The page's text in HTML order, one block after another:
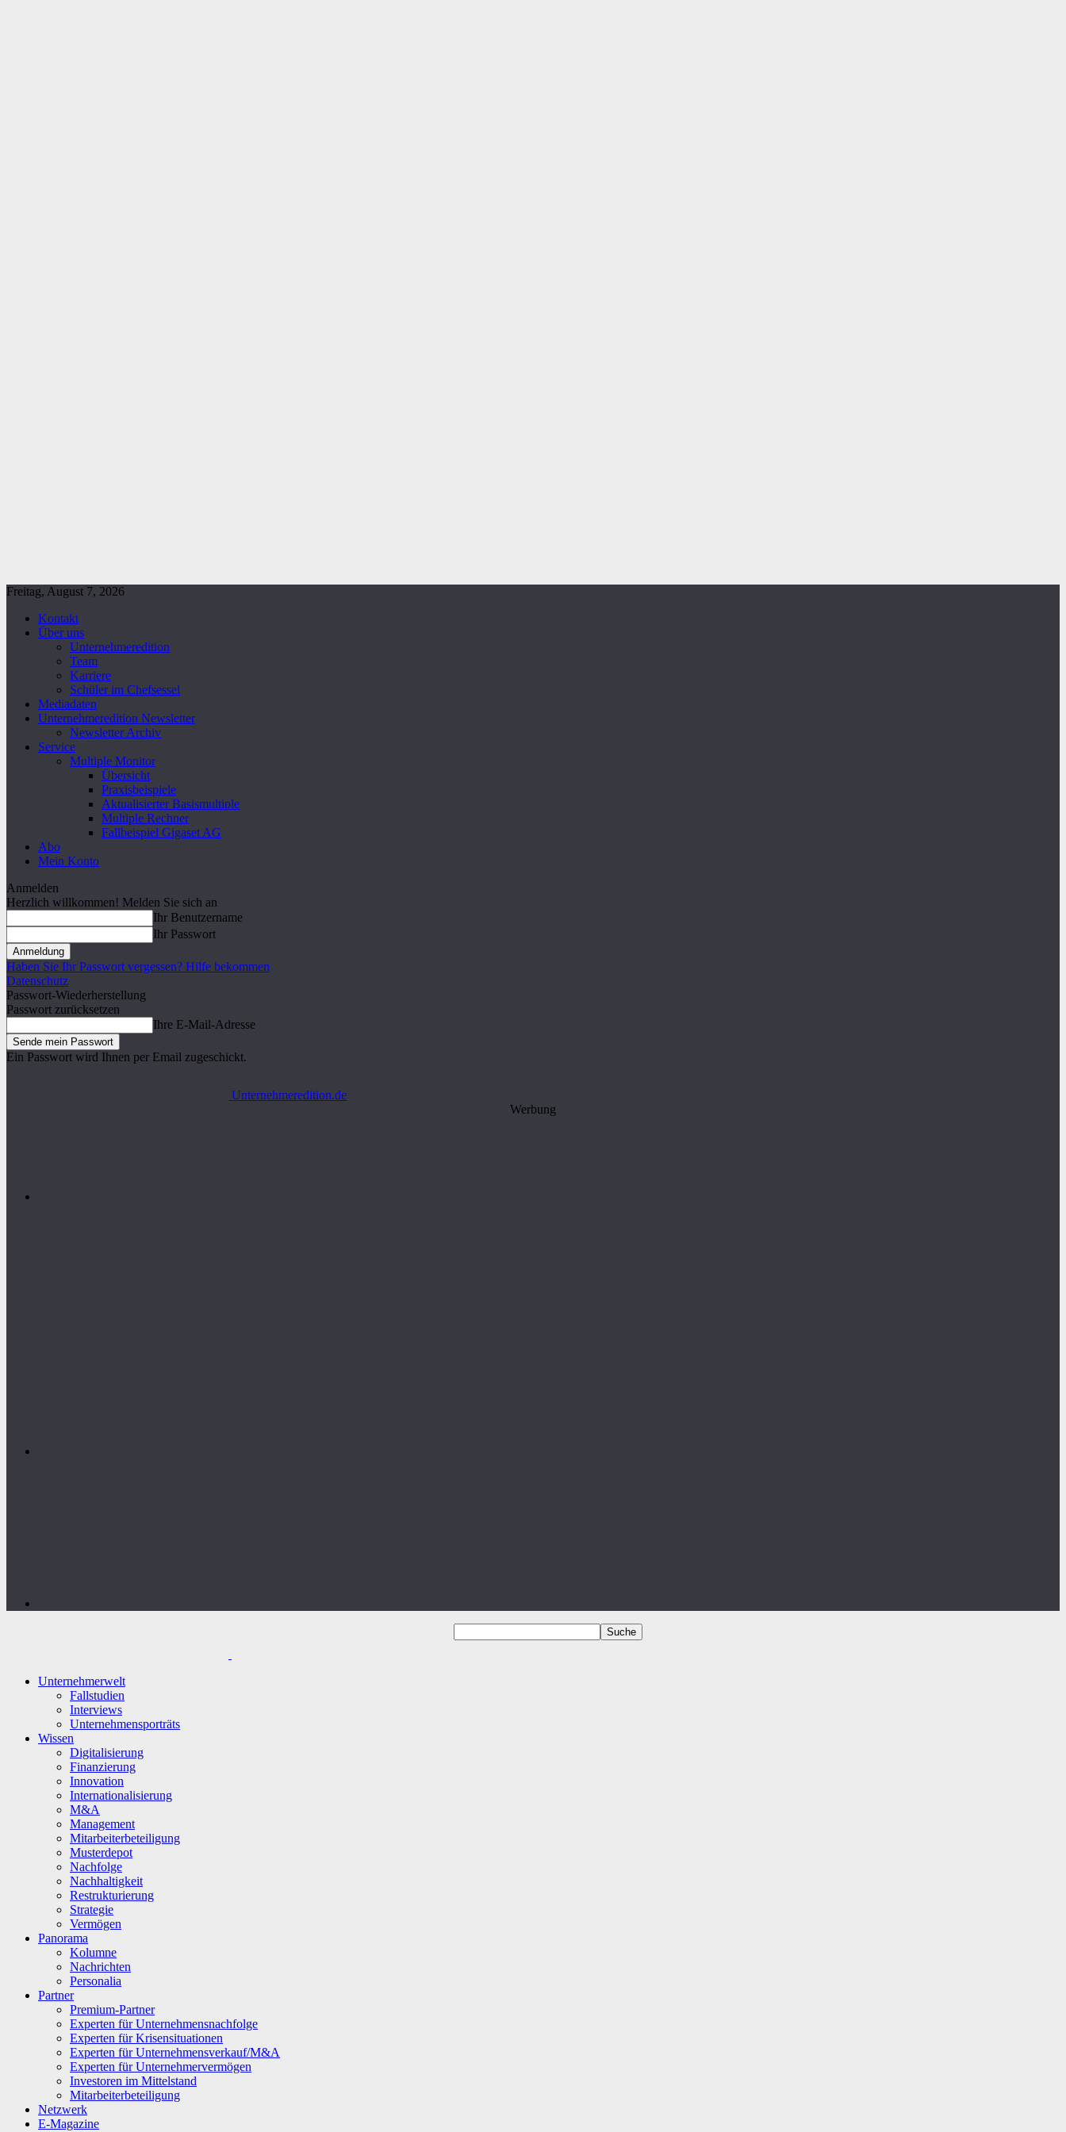
Freitag, August 7, 2026
Kontakt
Über uns
Unternehmeredition
Team
Karriere
Schüler im Chefsessel
Mediadaten
Unternehmeredition Newsletter
Newsletter Archiv
Service
Multiple Monitor
Übersicht
Praxisbeispiele
Aktualisierter Basismultiple
Multiple Rechner
Fallbeispiel Gigaset AG
Abo
Mein Konto
Anmelden
Herzlich willkommen! Melden Sie sich an
Ihr Benutzername
Ihr Passwort
Haben Sie Ihr Passwort vergessen? Hilfe bekommen
Datenschutz
Passwort-Wiederherstellung
Passwort zurücksetzen
Ihre E-Mail-Adresse
Ein Passwort wird Ihnen per Email zugeschickt.
Unternehmeredition.de
Werbung
Unternehmerwelt
Fallstudien
Interviews
Unternehmensporträts
Wissen
Digitalisierung
Finanzierung
Innovation
Internationalisierung
M&A
Management
Mitarbeiterbeteiligung
Musterdepot
Nachfolge
Nachhaltigkeit
Restrukturierung
Strategie
Vermögen
Panorama
Kolumne
Nachrichten
Personalia
Partner
Premium-Partner
Experten für Unternehmensnachfolge
Experten für Krisensituationen
Experten für Unternehmensverkauf/M&A
Experten für Unternehmervermögen
Investoren im Mittelstand
Mitarbeiterbeteiligung
Netzwerk
E-Magazine